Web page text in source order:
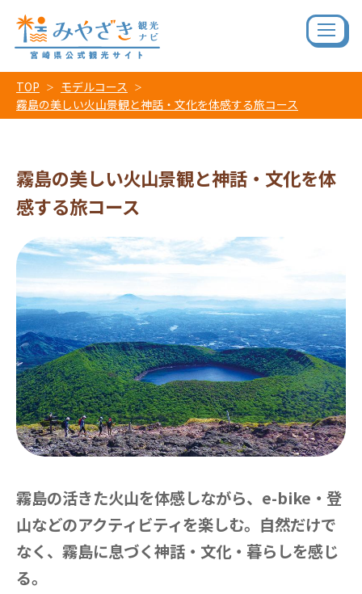
TOP
モデルコース
霧島の美しい火山景観と神話・文化を体感する旅コース
霧島の美しい火山景観と神話・文化を体
感する旅コース
霧島の活きた火山を体感しながら、e-bike・登
山などのアクティビティを楽しむ。自然だけで
なく、霧島に息づく神話・文化・暮らしを感じ
る。